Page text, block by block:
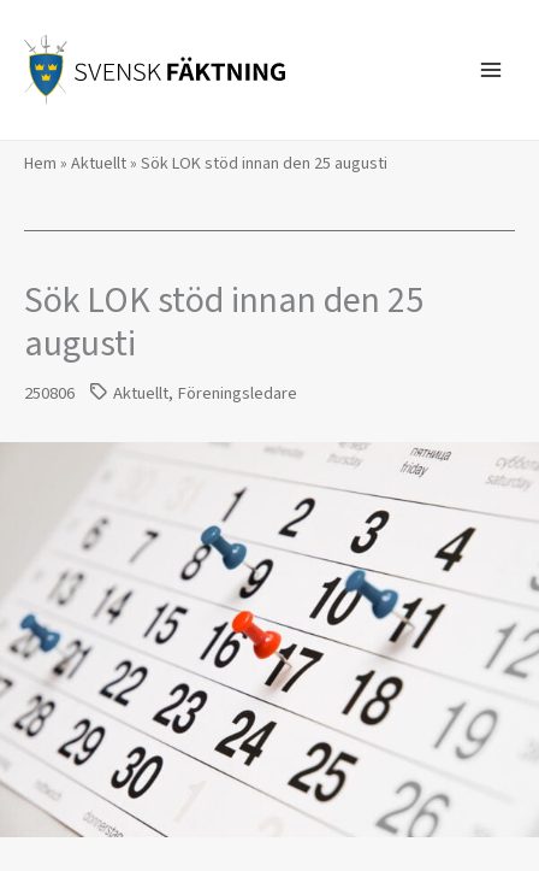
innehåll
Hem » Aktuellt» Sök LOK stöd innan den 25 augusti
Sök LOK stöd innan den 25
augusti
250806 Aktuellt, Föreningsledare